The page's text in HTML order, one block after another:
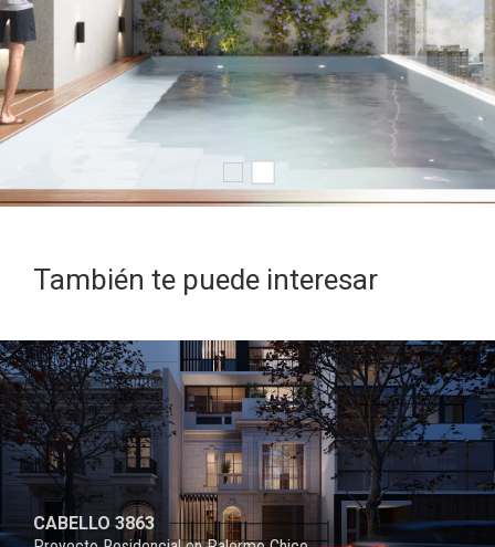
También te puede interesar
CABELLO 3863